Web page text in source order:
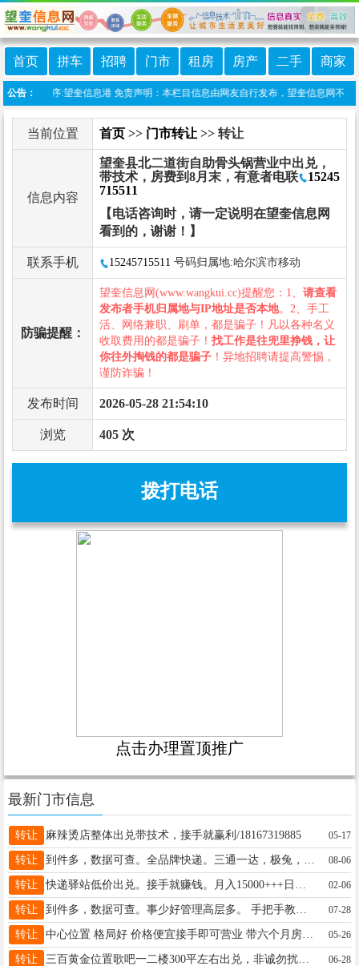
首页 拼车 招聘 门市 租房 房产 二手 商家
公告：
微信小程序:望奎信息港 免责声明：本栏目信息由网友自行发布，望奎信息网不承
当前位置 首页 >> 门市转让 >> 转让
信息内容
望奎县北二道街自助骨头锅营业中出兑，
带技术，房费到8月末，有意者电联
15245
715511
【电话咨询时，请一定说明在望奎信息网
看到的，谢谢！】
联系手机 15245715511 号码归属地:哈尔滨市移动
防骗提醒：
望奎信息网(www.wangkui.cc)提醒您：1、 请查看
发布者手机归属地与IP地址是否本地。2、手工
活、网络兼职、刷单，都是骗子！凡以各种名义
收取费用的都是骗子！ 找工作是往兜里挣钱，让
你往外掏钱的都是骗子 ！异地招聘请提高警惕，
谨防诈骗！
发布时间 2026-05-28 21:54:10
浏览 405 次
拨打电话
点击办理置顶推广
最新门市信息
转让 麻辣烫店整体出兑带技术，接手就赢利/18167319885 05-17
转让 08-06
转让 02-06
转让 07-28
转让 中心位置 格局好 价格便宜接手即可营业 带六个月房租153444650424 05-26
转让 三百黄金位置歌吧一二楼300平左右出兑，非诚勿扰联系电话13009922556 06-28